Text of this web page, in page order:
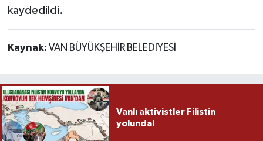
kaydedildi.
Kaynak: VAN BÜYÜKŞEHİR BELEDİYESİ
Vanlı aktivistler Filistin
yolunda!